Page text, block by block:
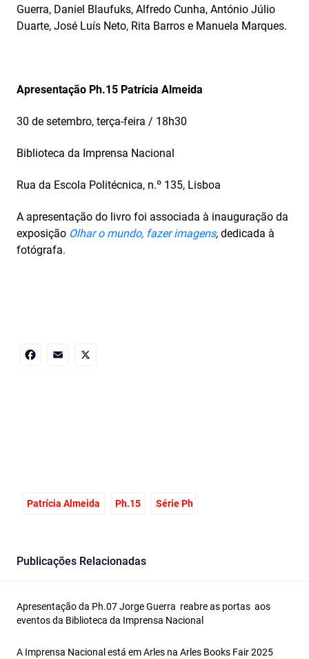
Guerra, Daniel Blaufuks, Alfredo Cunha, António Júlio
Duarte, José Luís Neto, Rita Barros e Manuela Marques.
Apresentação Ph.15 Patrícia Almeida
30 de setembro, terça-feira / 18h30
Biblioteca da Imprensa Nacional
Rua da Escola Politécnica, n.º 135, Lisboa
A apresentação do livro foi associada à inauguração da
exposição Olhar o mundo, fazer imagens, dedicada à
fotógrafa.
Patrícia Almeida Ph.15 Série Ph
Publicações Relacionadas
Apresentação da Ph.07 Jorge Guerra reabre as portas aos
eventos da Biblioteca da Imprensa Nacional
A Imprensa Nacional está em Arles na Arles Books Fair 2025